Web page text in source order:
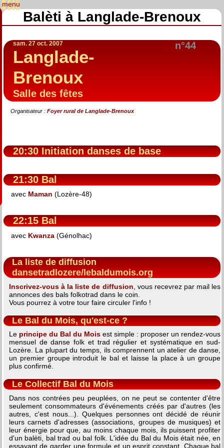
Balèti à Langlade-Brenoux
n°44
sam. 27 oct. 2007
Langlade-
Brenoux
Salle des fêtes
Organisateur : Foyer rural de Langlade-Brenoux
20:30 Initiation danses de base
21:30 Bal
avec Maman (Lozère-48)
22:15 Bal
avec Kwanza (Génolhac)
La liste de diffusion
dansetradlozere/lebaldumois.org
Inscrivez-vous à la liste de diffusion , vous recevrez par mail les
annonces des bals folkotrad dans le coin.
Vous pourrez à votre tour faire circuler l'info !
Le Bal du Mois, qu'est-ce ?
Le principe du Bal du Mois est simple : proposer un rendez-vous
mensuel de danse folk et trad régulier et systématique en sud-
Lozère. La plupart du temps, ils comprennent un atelier de danse,
un premier groupe introduit le bal et laisse la place à un groupe
plus confirmé.
Le Collectif Bal du Mois
Dans nos contrées peu peuplées, on ne peut se contenter d'être
seulement consommateurs d'événements créés par d'autres (les
autres, c'est nous...). Quelques personnes ont décidé de réunir
leurs carnets d'adresses (associations, groupes de musiques) et
leur énergie pour que, au moins chaque mois, ils puissent profiter
d'un balèti, bal trad ou bal folk. L'idée du Bal du Mois était née, en
essayant de garder une formule et un esprit constant. Chaque bal